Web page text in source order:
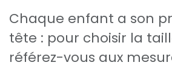
Chaque enfant a son
tête : pour choisir la
référez-vous aux